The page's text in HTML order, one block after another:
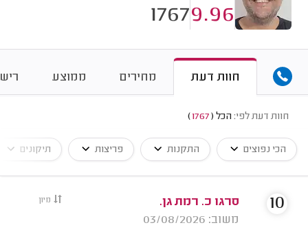
9.96
1767
חוות דעת מחירים ממוצע
חוות דעת לפי: הכל (
1767
)
הכי נפוצים התקנות פריצות תיקונים
מיון
סרגו כ. רמת גן.
משוב: 03/08/2026
10